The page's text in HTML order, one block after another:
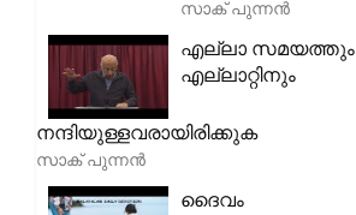
സാക് പുന്നൻ
എല്ലാ സമയത്തും
എല്ലാറ്റിനും
നന്ദിയുള്ളവരായിരിക്കുക
സാക് പുന്നൻ
ദൈവം